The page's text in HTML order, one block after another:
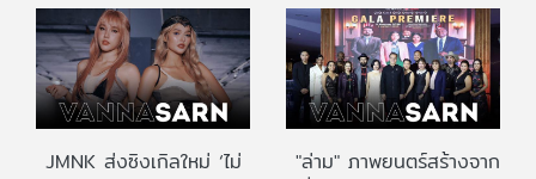
JMNK ส่งซิงเกิลใหม่ ‘ไม่
"ล่าม" ภาพยนตร์สร้างจาก